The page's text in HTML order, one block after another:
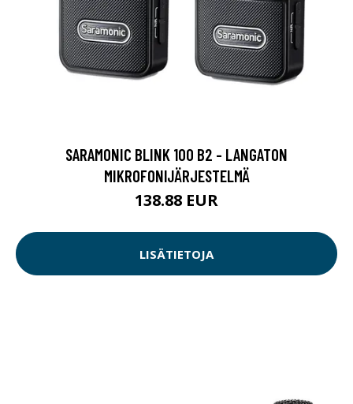
SARAMONIC BLINK 100 B2 - LANGATON
MIKROFONIJÄRJESTELMÄ
138.88 EUR
LISÄTIETOJA